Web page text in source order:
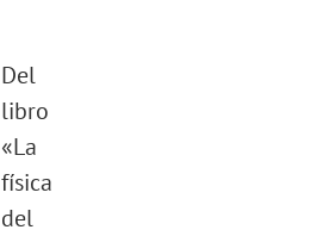
Del
libro
«La
física
del